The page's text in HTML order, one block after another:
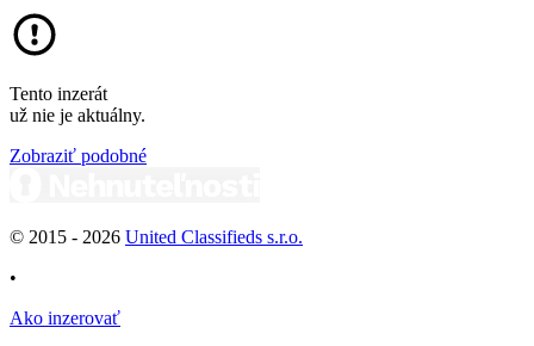
Tento inzerát
už nie je aktuálny.
Zobraziť podobné
© 2015 - 2026 United Classifieds s.r.o.
•
Ako inzerovať